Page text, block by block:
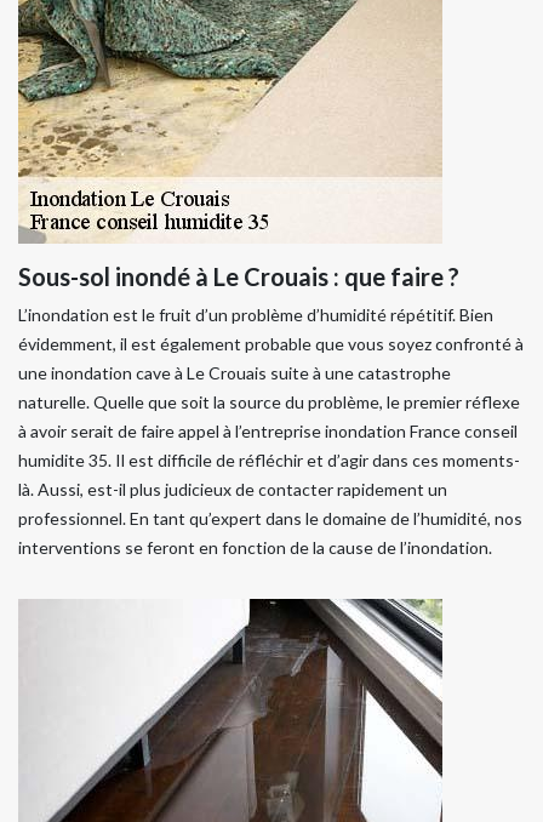
Sous-sol inondé à Le Crouais : que faire ?
L’inondation est le fruit d’un problème d’humidité répétitif. Bien
évidemment, il est également probable que vous soyez confronté à
une inondation cave à Le Crouais suite à une catastrophe
naturelle. Quelle que soit la source du problème, le premier réflexe
à avoir serait de faire appel à l’entreprise inondation France conseil
humidite 35. Il est difficile de réfléchir et d’agir dans ces moments-
là. Aussi, est-il plus judicieux de contacter rapidement un
professionnel. En tant qu’expert dans le domaine de l’humidité, nos
interventions se feront en fonction de la cause de l’inondation.